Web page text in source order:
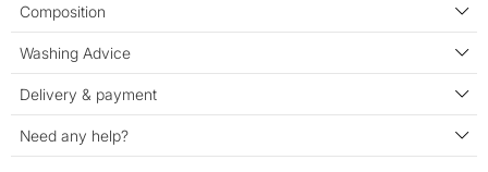
Composition
Washing Advice
Delivery & payment
Need any help?